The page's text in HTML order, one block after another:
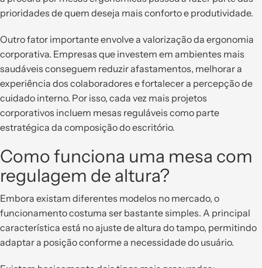
prioridades de quem deseja mais conforto e produtividade.
Outro fator importante envolve a valorização da ergonomia
corporativa. Empresas que investem em ambientes mais
saudáveis conseguem reduzir afastamentos, melhorar a
experiência dos colaboradores e fortalecer a percepção de
cuidado interno. Por isso, cada vez mais projetos
corporativos incluem mesas reguláveis como parte
estratégica da composição do escritório.
Como funciona uma mesa com
regulagem de altura?
Embora existam diferentes modelos no mercado, o
funcionamento costuma ser bastante simples. A principal
característica está no ajuste de altura do tampo, permitindo
adaptar a posição conforme a necessidade do usuário.